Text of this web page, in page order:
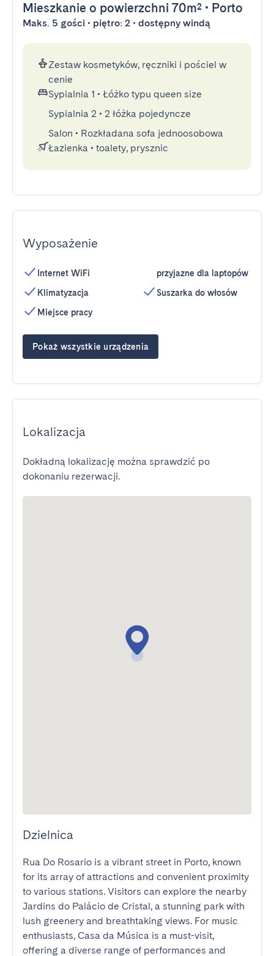
Mieszkanie o powierzchni 70m² • Porto
Maks. 5 gości • piętro: 2 • dostępny windą
Zestaw kosmetyków, ręczniki i pościel w
cenie
Sypialnia 1 • Łóżko typu queen size
Sypialnia 2 • 2 łóżka pojedyncze
Salon • Rozkładana sofa jednoosobowa
Łazienka • toalety, prysznic
Wyposażenie
Internet WiFi
Klimatyzacja
Miejsce pracy
przyjazne dla laptopów
Suszarka do włosów
Pokaż wszystkie urządzenia
Lokalizacja
Dokładną lokalizację można sprawdzić po
dokonaniu rezerwacji.
Dzielnica
Rua Do Rosario is a vibrant street in Porto, known
for its array of attractions and convenient proximity
to various stations. Visitors can explore the nearby
Jardins do Palácio de Cristal, a stunning park with
lush greenery and breathtaking views. For music
enthusiasts, Casa da Música is a must-visit,
offering a diverse range of performances and